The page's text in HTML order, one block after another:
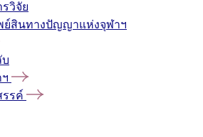
วิจัย
ย์สินทางปัญญาแห่งจุฬาฯ
รค์